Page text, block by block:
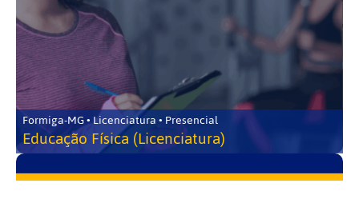
Formiga-MG • Licenciatura • Presencial
Educação Física (Licenciatura)